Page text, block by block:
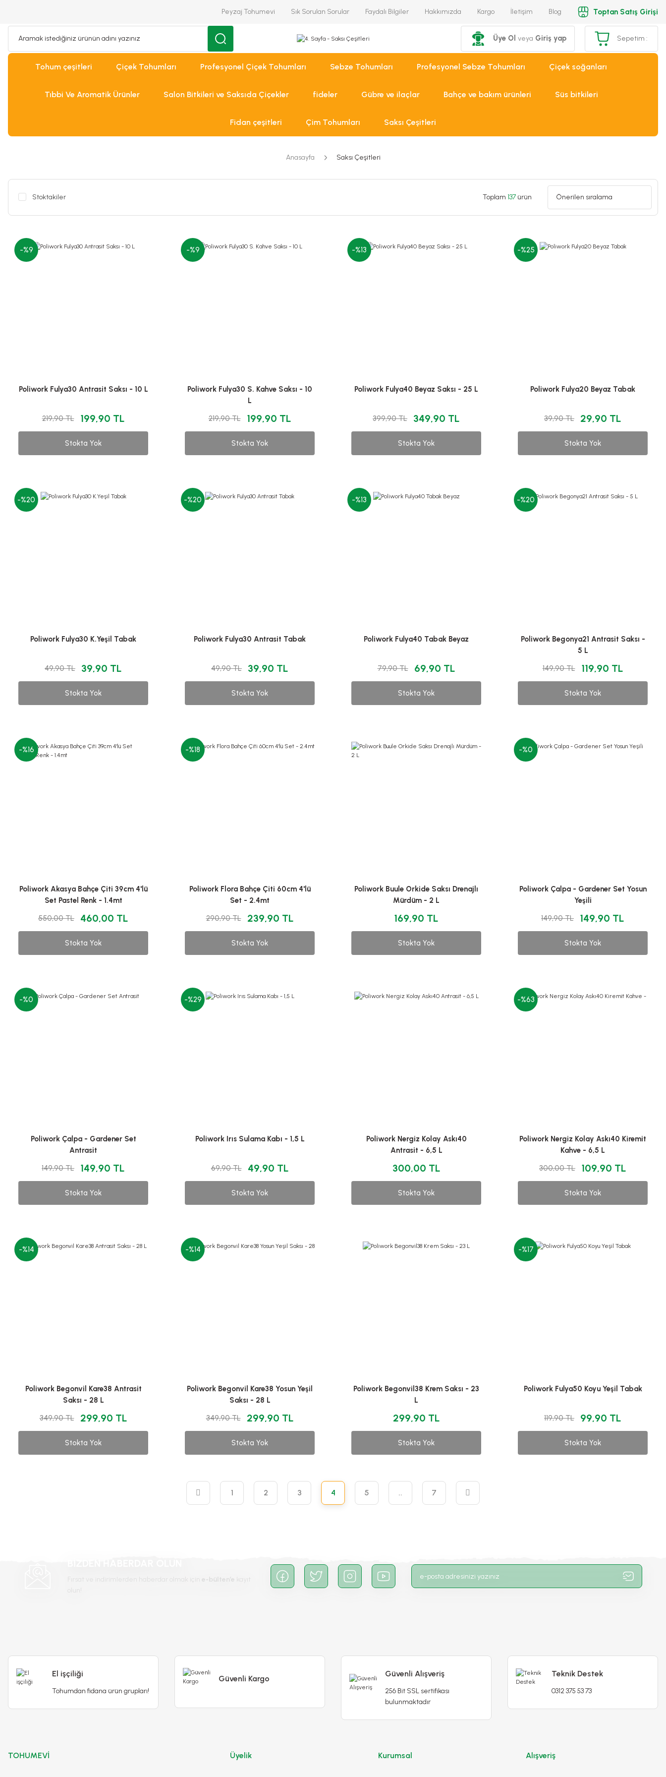
Peyzaj Tohumevi Sık Sorulan Sorular Faydalı Bilgiler Hakkımızda Kargo İletişim Blog Toptan Satış Girişi
Üye Ol veya Giriş yap Sepetim :
Tohum çeşitleri Çiçek Tohumları Profesyonel Çiçek Tohumları Sebze Tohumları Profesyonel Sebze Tohumları Çiçek soğanları
Tıbbi Ve Aromatik Ürünler Salon Bitkileri ve Saksıda Çiçekler fideler Gübre ve ilaçlar Bahçe ve bakım ürünleri Süs bitkileri
Fidan çeşitleri Çim Tohumları Saksı Çeşitleri
Anasayfa Saksı Çeşitleri
Stoktakiler Toplam 137 ürün
-%9
Poliwork Fulya30 Antrasit Saksı - 10 L
219,90 TL 199,90 TL
Stokta Yok
-%9
Poliwork Fulya30 S. Kahve Saksı - 10
L
219,90 TL
199,90 TL
Stokta Yok
-%13
Poliwork Fulya40 Beyaz Saksı - 25 L
399,90 TL 349,90 TL
Stokta Yok
-%25
Poliwork Fulya20 Beyaz Tabak
39,90 TL 29,90 TL
Stokta Yok
-%20
Poliwork Fulya30 K.Yeşil Tabak
49,90 TL 39,90 TL
Stokta Yok
-%20
Poliwork Fulya30 Antrasit Tabak
49,90 TL 39,90 TL
Stokta Yok
-%13
Poliwork Fulya40 Tabak Beyaz
79,90 TL 69,90 TL
Stokta Yok
-%20
Poliwork Begonya21 Antrasit Saksı -
5 L
149,90 TL
119,90 TL
Stokta Yok
-%16
Poliwork Akasya Bahçe Çiti 39cm 4'lü
Set Pastel Renk - 1.4mt
550,00 TL
460,00 TL
Stokta Yok
-%18
Poliwork Flora Bahçe Çiti 60cm 4'lü
Set - 2.4mt
290,90 TL
239,90 TL
Stokta Yok
Poliwork Buule Orkide Saksı Drenajlı
Mürdüm - 2 L
169,90 TL
Stokta Yok
-%0
Poliwork Çalpa - Gardener Set Yosun
Yeşili
149,90 TL
149,90 TL
Stokta Yok
-%0
Poliwork Çalpa - Gardener Set
Antrasit
149,90 TL
149,90 TL
Stokta Yok
-%29
Poliwork Irıs Sulama Kabı - 1,5 L
69,90 TL 49,90 TL
Stokta Yok
Poliwork Nergiz Kolay Askı40
Antrasit - 6,5 L
300,00 TL
Stokta Yok
-%63
Poliwork Nergiz Kolay Askı40 Kiremit
Kahve - 6,5 L
300,00 TL
109,90 TL
Stokta Yok
-%14
Poliwork Begonvil Kare38 Antrasit
Saksı - 28 L
349,90 TL
299,90 TL
Stokta Yok
-%14
Poliwork Begonvil Kare38 Yosun Yeşil
Saksı - 28 L
349,90 TL
299,90 TL
Stokta Yok
Poliwork Begonvil38 Krem Saksı - 23
L
299,90 TL
Stokta Yok
-%17
Poliwork Fulya50 Koyu Yeşil Tabak
119,90 TL 99,90 TL
Stokta Yok
1 2 3 4 5 .. 7
El işçiliği
Tohumdan fidana ürün grupları!
Güvenli Kargo
Güvenli Alışveriş
256 Bit SSL sertifikası
bulunmaktadır
Teknik Destek
0312 375 53 73
TOHUMEVİ Üyelik Kurumsal Alışveriş